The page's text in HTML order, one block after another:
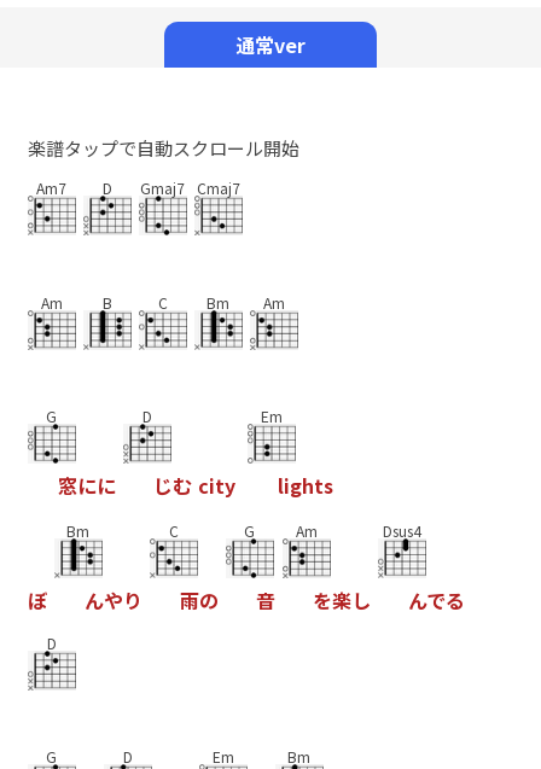
通常ver
楽譜タップで自動スクロール開始
Am7 D Gmaj7 Cmaj7
Am B C Bm Am
G
窓にに
D
じむ city
Em
lights
ぼ
Bm
んやり
C
雨の
G
音
Am
を楽し
Dsus4
んでる
D
G D Em Bm